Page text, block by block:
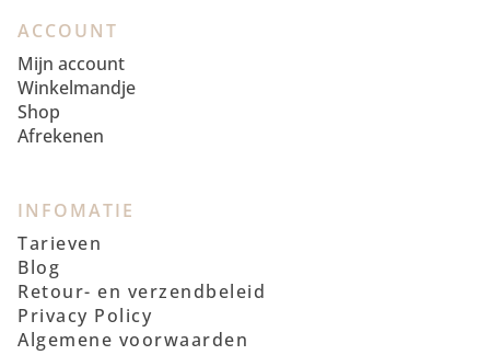
ACCOUNT
Mijn account
Winkelmandje
Shop
Afrekenen
INFOMATIE
Tarieven
Blog
Retour- en verzendbeleid
Privacy Policy
Algemene voorwaarden